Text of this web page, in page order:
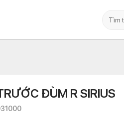
ĐÙM R SIRIUS